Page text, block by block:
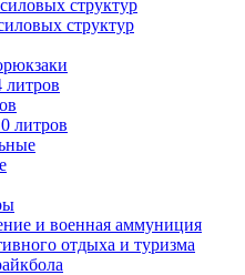
структур
структур
литров
литров
и военная аммуниция
отдыха и туризма